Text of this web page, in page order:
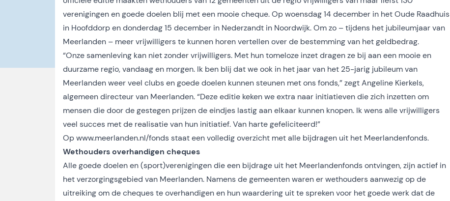
verenigingen en goede doelen blij met een mooie cheque. Op woensdag 14 december in het Oude Raadhuis
in Hoofddorp en donderdag 15 december in Nederzandt in Noordwijk. Om zo – tijdens het jubileumjaar van
Meerlanden – meer vrijwilligers te kunnen horen vertellen over de bestemming van het geldbedrag.
“Onze samenleving kan niet zonder vrijwilligers. Met hun tomeloze inzet dragen ze bij aan een mooie en
duurzame regio, vandaag en morgen. Ik ben blij dat we ook in het jaar van het 25-jarig jubileum van
Meerlanden weer veel clubs en goede doelen kunnen steunen met ons fonds,” zegt Angeline Kierkels,
algemeen directeur van Meerlanden. “Deze editie keken we extra naar initiatieven die zich inzetten om
mensen die door de gestegen prijzen de eindjes lastig aan elkaar kunnen knopen. Ik wens alle vrijwilligers
veel succes met de realisatie van hun initiatief. Van harte gefeliciteerd!”
Opwww.meerlanden.nl/fondsstaat een volledig overzicht met alle bijdragen uit het Meerlandenfonds.
Wethouders overhandigen cheques
Alle goede doelen en (sport)verenigingen die een bijdrage uit het Meerlandenfonds ontvingen, zijn actief in
het verzorgingsgebied van Meerlanden. Namens de gemeenten waren er wethouders aanwezig op de
uitreiking om de cheques te overhandigen en hun waardering uit te spreken voor het goede werk dat de